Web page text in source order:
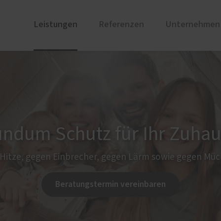
Leistungen
Parallel-Schiebe-Kipp-
Referenzen Unternehmen
Schutz für Ihr
Hitze, gegen Einbrecher, gegen Lärm sowie gegen
Beratungstermin vereinbaren